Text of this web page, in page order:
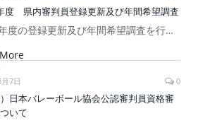
度 県内審判員登録更新及び年間希望調査
度の登録更新及び年間希望調査を行…
7日 0
）日本バレーボール協会公認審判員資格審
いて